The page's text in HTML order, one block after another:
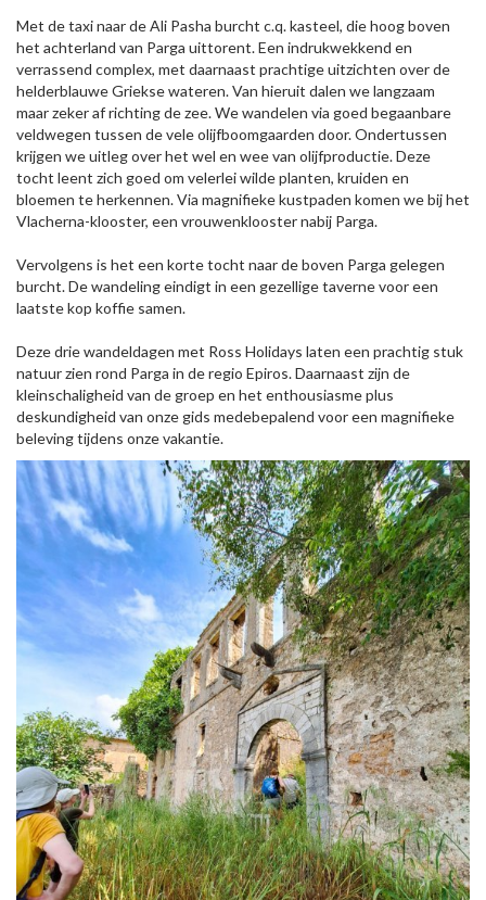
Met de taxi naar de Ali Pasha burcht c.q. kasteel, die hoog boven
het achterland van Parga uittorent. Een indrukwekkend en
verrassend complex, met daarnaast prachtige uitzichten over de
helderblauwe Griekse wateren. Van hieruit dalen we langzaam
maar zeker af richting de zee. We wandelen via goed begaanbare
veldwegen tussen de vele olijfboomgaarden door. Ondertussen
krijgen we uitleg over het wel en wee van olijfproductie. Deze
tocht leent zich goed om velerlei wilde planten, kruiden en
bloemen te herkennen. Via magnifieke kustpaden komen we bij het
Vlacherna-klooster, een vrouwenklooster nabij Parga.
Vervolgens is het een korte tocht naar de boven Parga gelegen
burcht. De wandeling eindigt in een gezellige taverne voor een
laatste kop koffie samen.
Deze drie wandeldagen met Ross Holidays laten een prachtig stuk
natuur zien rond Parga in de regio Epiros. Daarnaast zijn de
kleinschaligheid van de groep en het enthousiasme plus
deskundigheid van onze gids medebepalend voor een magnifieke
beleving tijdens onze vakantie.